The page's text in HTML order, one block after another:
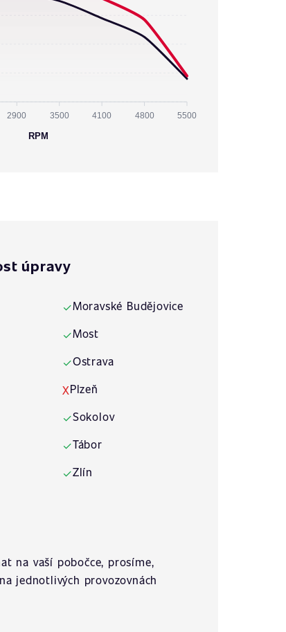
2900 3500 4100 4800 5500
RPM
úpravy
✓Moravské Budějovice
✓Most
✓Ostrava
XPlzeň
✓Sokolov
✓Tábor
✓Zlín
na vaší pobočce, prosíme,
jednotlivých provozovnách